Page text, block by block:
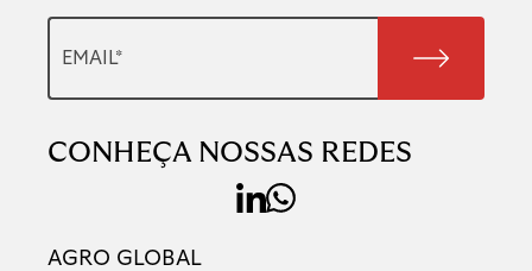
CONHEÇA NOSSAS REDES
AGRO GLOBAL